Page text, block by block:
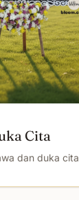
Cita
dan duka cita